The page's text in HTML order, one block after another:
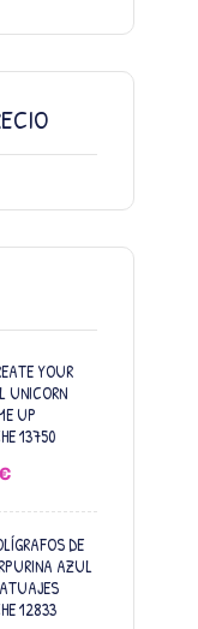
YOUR
UNICORN
UP
13750
DE
AZUL
12833